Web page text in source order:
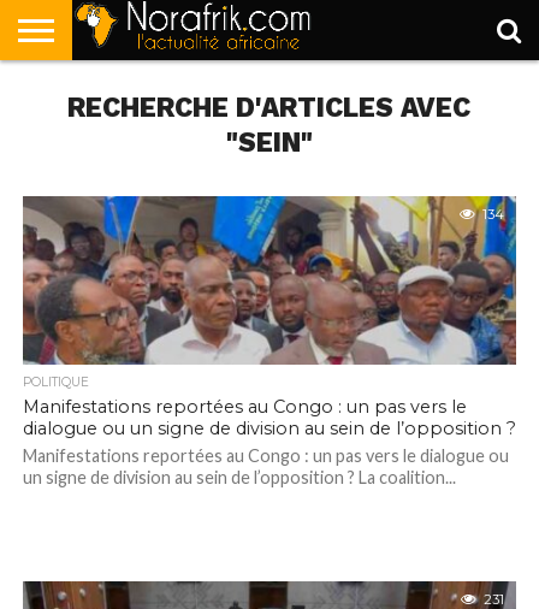
POLITIQUE
SOCIÉTÉ
ECONOMIE
SPORT
LIFESTYLE
RECHERCHE D'ARTICLES AVEC
"SEIN"
134
POLITIQUE
Manifestations reportées au Congo : un pas vers le
dialogue ou un signe de division au sein de l’opposition ?
Manifestations reportées au Congo : un pas vers le dialogue ou
un signe de division au sein de l’opposition ? La coalition...
231